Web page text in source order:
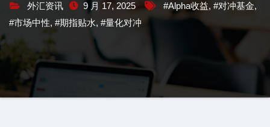
外汇资讯 9 月 17, 2025 #Alpha收益, #对冲基金,
#市场中性, #期指贴水, #量化对冲